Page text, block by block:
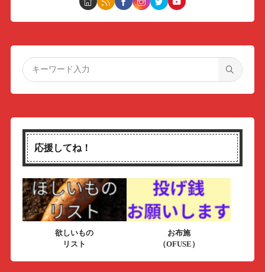
応援してね！
欲しいもの
リスト
お布施
（OFUSE）